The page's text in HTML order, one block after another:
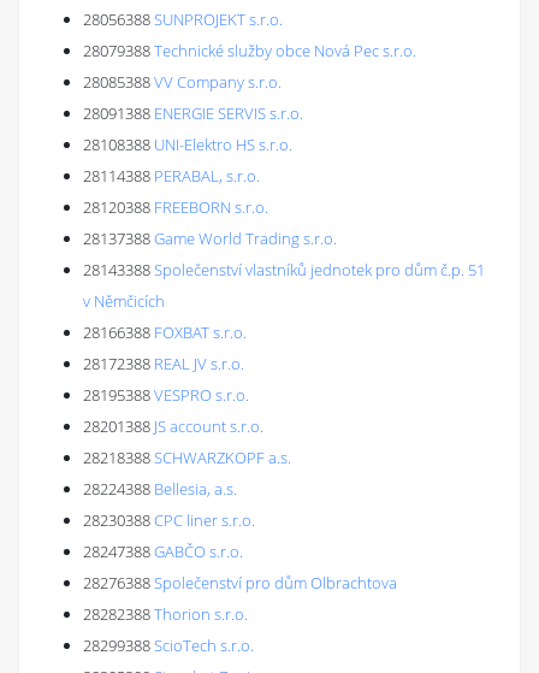
28056388SUNPROJEKT s.r.o.
28079388Technické služby obce Nová Pec s.r.o.
28085388VV Company s.r.o.
28091388 ENERGIE SERVIS s.r.o.
28108388 UNI-Elektro HS s.r.o.
28114388 PERABAL, s.r.o.
28120388 FREEBORN s.r.o.
28137388Game World Trading s.r.o.
28143388Společenství vlastníků jednotek pro dům č.p. 51
v Němčicích
28166388 FOXBAT s.r.o.
28172388 REAL JV s.r.o.
28195388VESPRO s.r.o.
28201388 JS account s.r.o.
28218388SCHWARZKOPF a.s.
28224388 Bellesia, a.s.
28230388CPC liner s.r.o.
28247388GABČO s.r.o.
28276388Společenství pro dům Olbrachtova
28282388Thorion s.r.o.
28299388ScioTech s.r.o.